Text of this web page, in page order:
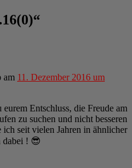
“
am 11. Dezember 2016 um
Entschluss, die Freude am
zu suchen und nicht besseren
ich seit vielen Jahren in ähnlicher
dabei ! 😎